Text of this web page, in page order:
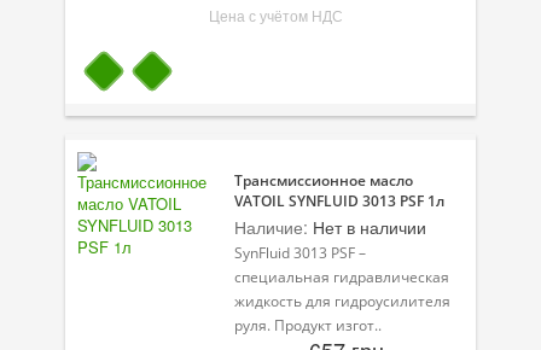
Цена с учётом НДС
Трансмиссионное масло
VATOIL SYNFLUID 3013 PSF 1л
Наличие: Нет в наличии
SynFluid 3013 PSF –
специальная гидравлическая
жидкость для гидроусилителя
руля. Продукт изгот..